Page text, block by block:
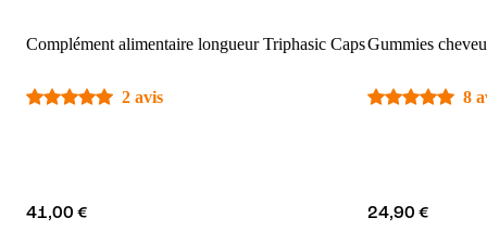
Complément alimentaire longueur Triphasic Caps
2 avis
41,00 €
Gummies
8
24,90 €